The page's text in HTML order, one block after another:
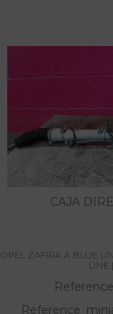
CAJA
OPEL ZAFIRA A BLUE
LINE |...